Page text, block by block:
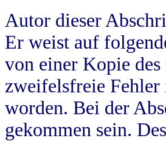
Autor dieser
Er weist auf
von einer Kopie
zweifelsfreie
worden. Bei der
gekommen sein.